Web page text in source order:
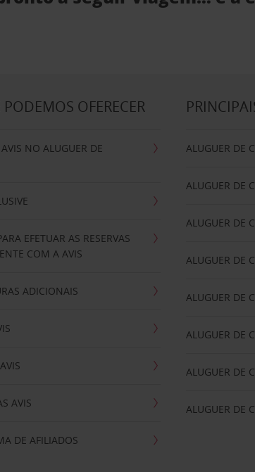
OFERECER
NO ALUGUER DE
EFETUAR AS RESERVAS
COM A AVIS
ADICIONAIS
AVIS
DE AFILIADOS
ALUGUER DE
ALUGUER DE
ALUGUER DE
ALUGUER DE
ALUGUER DE
ALUGUER DE
ALUGUER DE
ALUGUER DE